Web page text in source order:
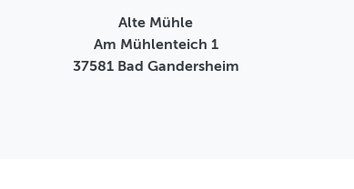
Alte Mühle
Am Mühlenteich 1
37581 Bad Gandersheim